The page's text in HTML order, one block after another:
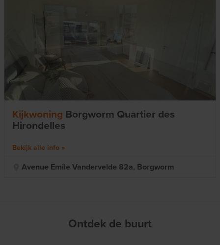
Kijkwoning Borgworm Quartier des
Hirondelles
Bekijk alle info
Avenue Emile Vandervelde 82a, Borgworm
Ontdek de buurt